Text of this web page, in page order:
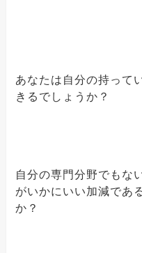
あなたは自分の持って
きるでしょうか？
自分の専門分野でもな
がいかにいい加減であ
か？